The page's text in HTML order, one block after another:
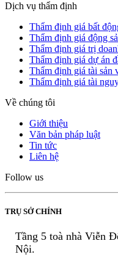
Dịch vụ thẩm định
Thẩm định giá bất
Thẩm định giá động
Thẩm định giá trị
Thẩm định giá dự án
Thẩm định giá tài sản
Thẩm định giá tài
Về chúng tôi
Giới thiệu
Văn bản pháp luật
Tin tức
Liên hệ
Follow us
TRỤ SỞ CHÍNH
Tầng 5 toà nhà Viễn
Nội.